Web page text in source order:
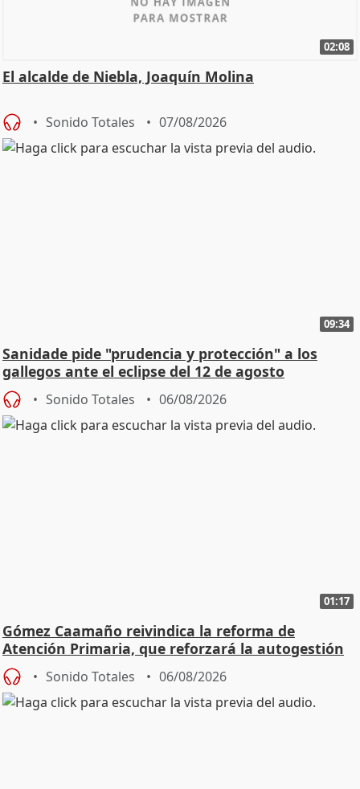
02:08
El alcalde de Niebla, Joaquín Molina
Sonido Totales 07/08/2026
09:34
Sanidade pide "prudencia y protección" a los
gallegos ante el eclipse del 12 de agosto
Sonido Totales 06/08/2026
01:17
Gómez Caamaño reivindica la reforma de
Atención Primaria, que reforzará la autogestión
Sonido Totales 06/08/2026